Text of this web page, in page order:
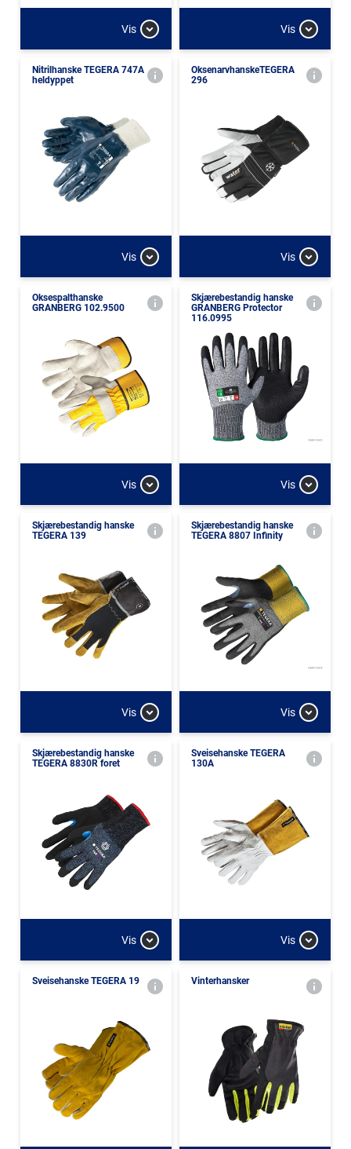
Vis Vis
Nitrilhanske TEGERA 747A
heldyppet
Vis
OksenarvhanskeTEGERA
296
Vis
Oksespalthanske
GRANBERG 102.9500
Vis
Skjærebestandig hanske
GRANBERG Protector
116.0995
Vis
Skjærebestandig hanske
TEGERA 139
Vis
Skjærebestandig hanske
TEGERA 8807 Infinity
Vis
Skjærebestandig hanske
TEGERA 8830R foret
Vis
Sveisehanske TEGERA
130A
Vis
Sveisehanske TEGERA 19 Vinterhansker